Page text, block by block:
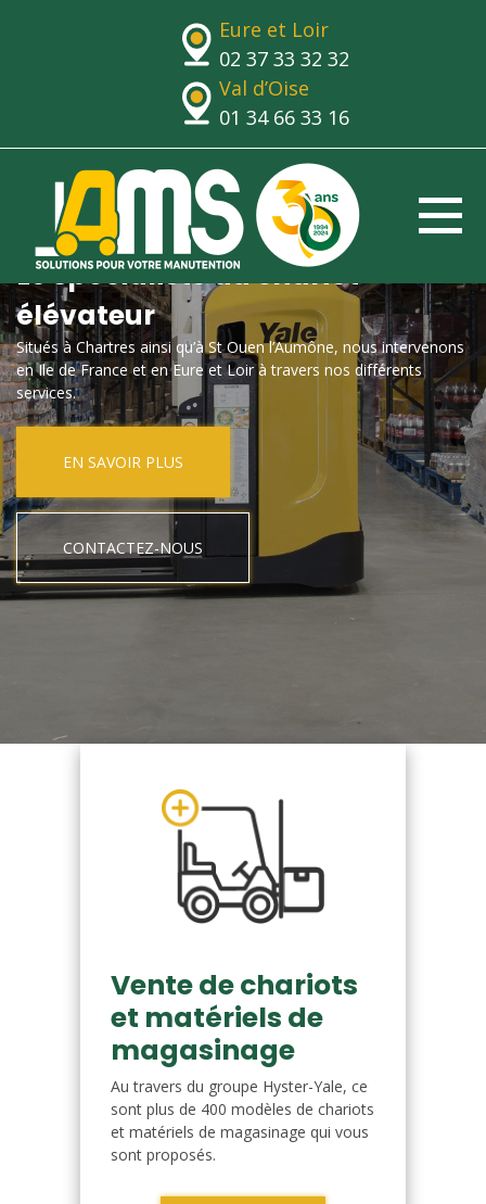
Eure et Loir
02 37 33 32 32
Val d’Oise
01 34 66 33 16
Le spécialiste du chariot
élévateur
Situés à Chartres ainsi qu’à St Ouen l’Aumône, nous intervenons
en Ile de France et en Eure et Loir à travers nos différents
services.
EN SAVOIR PLUS
CONTACTEZ-NOUS
Vente de chariots
et matériels de
magasinage
Au travers du groupe Hyster-Yale, ce
sont plus de 400 modèles de chariots
et matériels de magasinage qui vous
sont proposés.